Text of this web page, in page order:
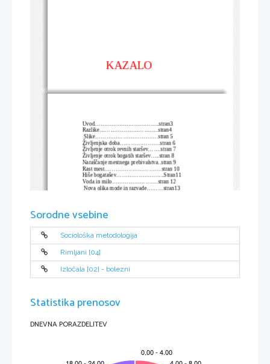
KAZALO
         Uvod...................................stran3
         Razlike................................stran4
          Slike..................................stran 5
         Življenjska doba......................stran 6
         Življenje otrok revnih staršev.......stran 7
         Življenje otrok bogatih staršev.....stran 8
         Naraščanje mestnega prebivalstva..stran 9
         Rast mest...............................stran 10
         Hiše bogatašev..........................Stran11
         Voda in milo.........................stran 12
          Nova olika mode in razvade.........stran13
            Refleksija..........................stran19
           Viri...............................stran20
Sorodne vsebine
Sociološka metodologija
Rimljani [04]
Izločala [02] - bolezni
Statistika prenosov
DNEVNA PORAZDELITEV